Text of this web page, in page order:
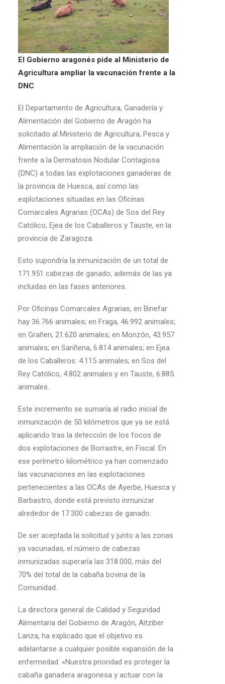
El Gobierno aragonés pide al Ministerio de
Agricultura ampliar la vacunación frente a la
DNC
El Departamento de Agricultura, Ganadería y
Alimentación del Gobierno de Aragón ha
solicitado al Ministerio de Agricultura, Pesca y
Alimentación la ampliación de la vacunación
frente a la Dermatosis Nodular Contagiosa
(DNC) a todas las explotaciones ganaderas de
la provincia de Huesca, así como las
explotaciones situadas en las Oficinas
Comarcales Agrarias (OCAs) de Sos del Rey
Católico, Ejea de los Caballeros y Tauste, en la
provincia de Zaragoza.
Esto supondría la inmunización de un total de
171.951 cabezas de ganado, además de las ya
incluidas en las fases anteriores.
Por Oficinas Comarcales Agrarias, en Binefar
hay 36.766 animales; en Fraga, 46.992 animales;
en Grañen, 21.620 animales; en Monzón, 43.957
animales; en Sariñena, 6.814 animales; en Ejea
de los Caballeros: 4.115 animales; en Sos del
Rey Católico, 4.802 animales y en Tauste, 6.885
animales.
Este incremento se sumaría al radio inicial de
inmunización de 50 kilómetros que ya se está
aplicando tras la detección de los focos de
dos explotaciones de Borrastre, en Fiscal. En
ese perímetro kilométrico ya han comenzado
las vacunaciones en las explotaciones
pertenecientes a las OCAs de Ayerbe, Huesca y
Barbastro, donde está previsto inmunizar
alrededor de 17.300 cabezas de ganado.
De ser aceptada la solicitud y junto a las zonas
ya vacunadas, el número de cabezas
inmunizadas superaría las 318.000, más del
70% del total de la cabaña bovina de la
Comunidad.
La directora general de Calidad y Seguridad
Alimentaria del Gobierno de Aragón, Aitziber
Lanza, ha explicado que el objetivo es
adelantarse a cualquier posible expansión de la
enfermedad. «Nuestra prioridad es proteger la
cabaña ganadera aragonesa y actuar con la